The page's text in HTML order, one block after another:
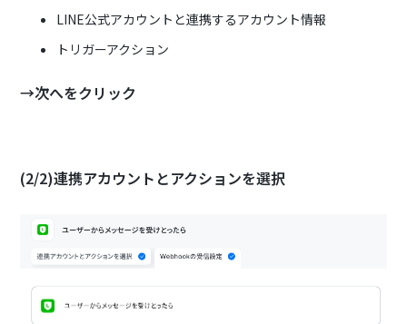
LINE公式アカウントと連携するアカウント情報
トリガーアクション
→次へをクリック
(2/2)連携アカウントとアクションを選択